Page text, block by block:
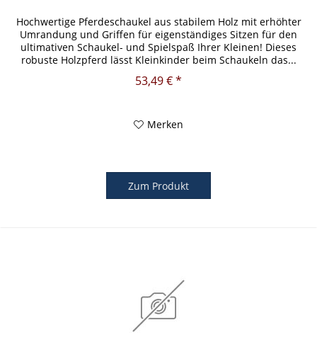
Hochwertige Pferdeschaukel aus stabilem Holz mit erhöhter
Umrandung und Griffen für eigenständiges Sitzen für den
ultimativen Schaukel- und Spielspaß Ihrer Kleinen! Dieses
robuste Holzpferd lässt Kleinkinder beim Schaukeln das...
53,49 € *
Merken
Zum Produkt